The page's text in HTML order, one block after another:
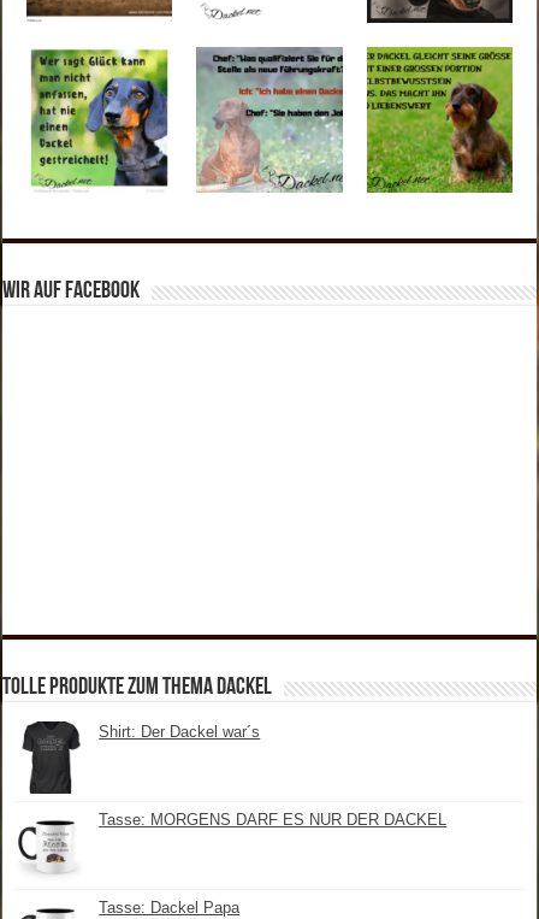
Wir auf Facebook
tolle Produkte zum Thema Dackel
Shirt: Der Dackel war´s
Tasse: MORGENS DARF ES NUR DER DACKEL
Tasse: Dackel Papa